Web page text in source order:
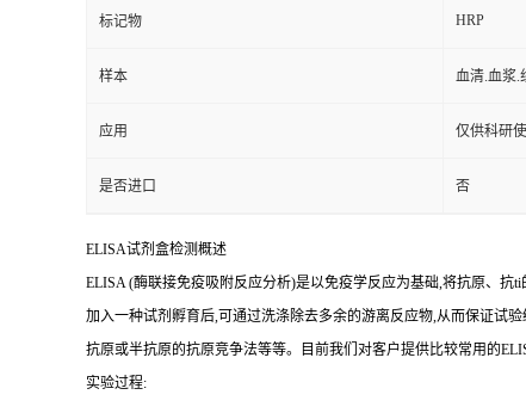
标记物 HRP
样本 血清.血浆.
应用 仅供科研
是否进口 否
ELISA试剂盒检测概述
ELISA (酶联接免疫吸附反应分析)是以免疫学反应为基础,将抗原、 抗ti
加入一种试剂孵育后,可通过洗涤除去多余的游离反应物,从而保证试
抗原或半抗原的抗原竞争法等等。目前我们对客户提供比较常用的
实验过程: